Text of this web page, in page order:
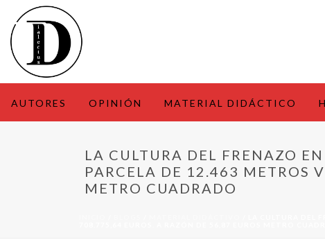
AUTORES OPINIÓN MATERIAL DIDÁCTICO
LA CULTURA DEL FRENAZO
PARCELA DE 12.463 METROS
METRO CUADRADO